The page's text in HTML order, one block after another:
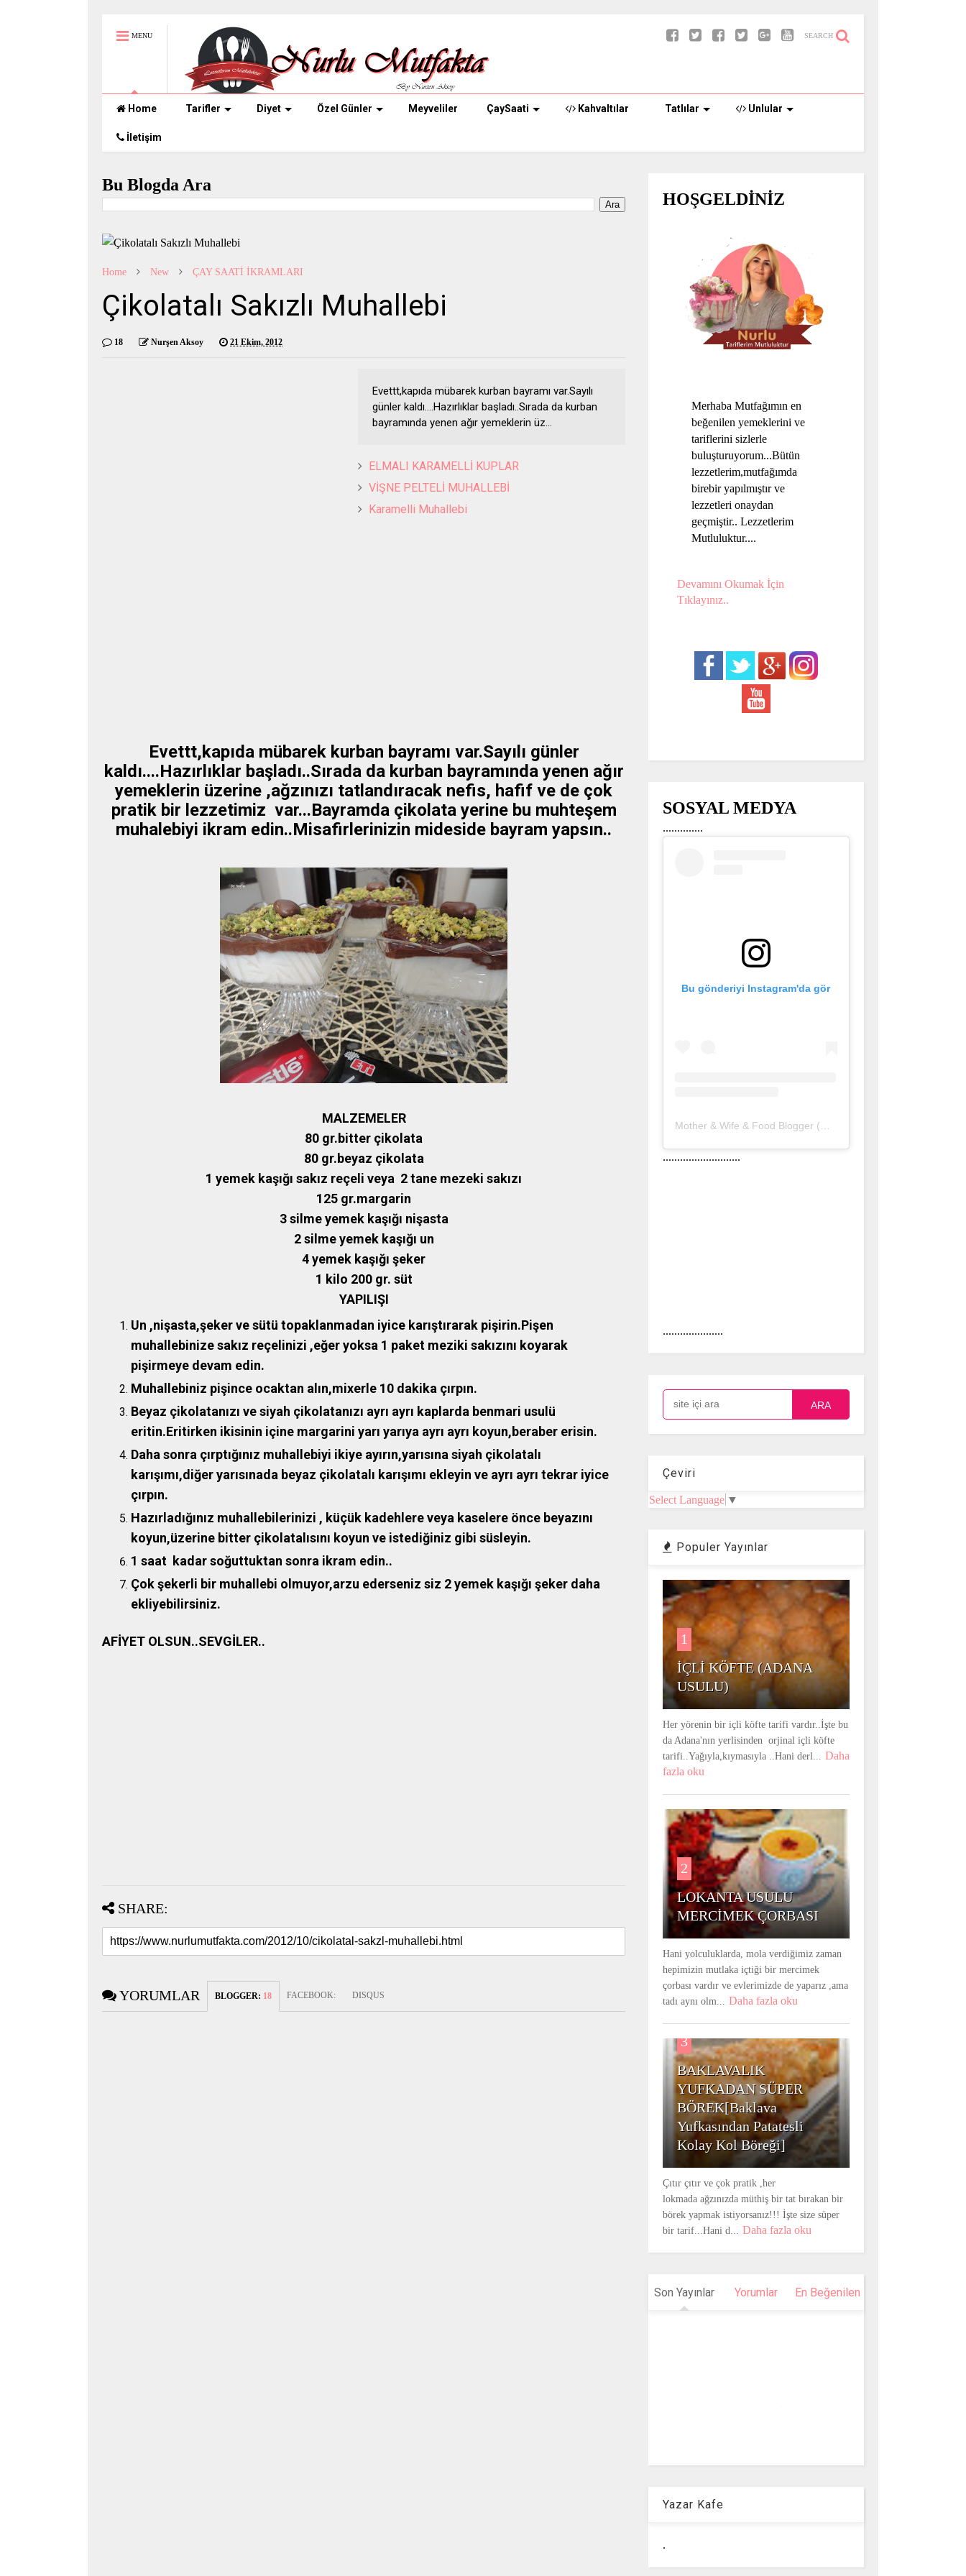
MENU SEARCH
Home Tarifler Diyet Özel Günler Meyveliler ÇaySaati Kahvaltılar Tatlılar Unlular
İletişim
Bu Blogda Ara
Home New ÇAY SAATİ İKRAMLARI
Çikolatalı Sakızlı Muhallebi
18 Nurşen Aksoy 21 Ekim, 2012
Evettt,kapıda mübarek kurban bayramı var.Sayılı
günler kaldı....Hazırlıklar başladı..Sırada da kurban
bayramında yenen ağır yemeklerin üz...
ELMALI KARAMELLİ KUPLAR
VİŞNE PELTELİ MUHALLEBİ
Karamelli Muhallebi
Evettt,kapıda mübarek kurban bayramı var.Sayılı günler
kaldı....Hazırlıklar başladı..Sırada da kurban bayramında yenen ağır
yemeklerin üzerine ,ağzınızı tatlandıracak nefis, hafif ve de çok
pratik bir lezzetimiz var...Bayramda çikolata yerine bu muhteşem
muhalebiyi ikram edin..Misafirlerinizin mideside bayram yapsın..
MALZEMELER
80 gr.bitter çikolata
80 gr.beyaz çikolata
1 yemek kaşığı sakız reçeli veya 2 tane mezeki sakızı
125 gr.margarin
3 silme yemek kaşığı nişasta
2 silme yemek kaşığı un
4 yemek kaşığı şeker
1 kilo 200 gr. süt
YAPILIŞI
Un ,nişasta,şeker ve sütü topaklanmadan iyice karıştırarak pişirin.Pişen
muhallebinize sakız reçelinizi ,eğer yoksa 1 paket meziki sakızını koyarak
pişirmeye devam edin.
Muhallebiniz pişince ocaktan alın,mixerle 10 dakika çırpın.
Beyaz çikolatanızı ve siyah çikolatanızı ayrı ayrı kaplarda benmari usulü
eritin.Eritirken ikisinin içine margarini yarı yarıya ayrı ayrı koyun,beraber erisin.
Daha sonra çırptığınız muhallebiyi ikiye ayırın,yarısına siyah çikolatalı
karışımı,diğer yarısınada beyaz çikolatalı karışımı ekleyin ve ayrı ayrı tekrar iyice
çırpın.
Hazırladığınız muhallebilerinizi , küçük kadehlere veya kaselere önce beyazını
koyun,üzerine bitter çikolatalısını koyun ve istediğiniz gibi süsleyin.
1 saat kadar soğuttuktan sonra ikram edin..
Çok şekerli bir muhallebi olmuyor,arzu ederseniz siz 2 yemek kaşığı şeker daha
ekliyebilirsiniz.
AFİYET OLSUN..SEVGİLER..
SHARE:
YORUMLAR BLOGGER: 18 FACEBOOK: DISQUS
HOŞGELDİNİZ
Merhaba Mutfağımın en
beğenilen yemeklerini ve
tariflerini sizlerle
buluşturuyorum...Bütün
lezzetlerim,mutfağımda
birebir yapılmıştır ve
lezzetleri onaydan
geçmiştir.. Lezzetlerim
Mutluluktur....
Devamını Okumak İçin
Tıklayınız..
SOSYAL MEDYA
..............
Bu gönderiyi Instagram'da gör
...........................
.....................
ARA
Çeviri
Select Language ▼
Populer Yayınlar
1
İÇLİ KÖFTE (ADANA
USULU)
Her yörenin bir içli köfte tarifi vardır..İşte bu
da Adana'nın yerlisinden orjinal içli köfte
tarifi..Yağıyla,kıymasıyla ..Hani derl... Daha
fazla oku
2
LOKANTA USULU
MERCİMEK ÇORBASI
Hani yolculuklarda, mola verdiğimiz zaman
hepimizin mutlaka içtiği bir mercimek
çorbası vardır ve evlerimizde de yaparız ,ama
tadı aynı olm... Daha fazla oku
3
BAKLAVALIK
YUFKADAN SÜPER
BÖREK[Baklava
Yufkasından Patatesli
Kolay Kol Böreği]
Çıtır çıtır ve çok pratik ,her
lokmada ağzınızda müthiş bir tat bırakan bir
börek yapmak istiyorsanız!!! İşte size süper
bir tarif...Hani d... Daha fazla oku
Son Yayınlar Yorumlar En Beğenilen
Yazar Kafe
.